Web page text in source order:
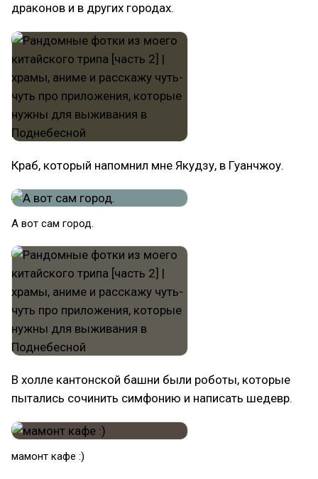
драконов и в других городах.
Краб, который напомнил мне Якудзу, в Гуанчжоу.
А вот сам город.
В холле кантонской башни были роботы, которые
пытались сочинить симфонию и написать шедевр.
мамонт кафе :)